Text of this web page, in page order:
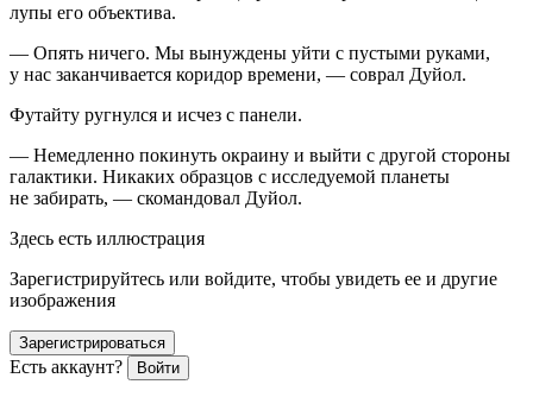
лупы его объектива.
— Опять ничего. Мы вынуждены уйти с пустыми руками,
у нас заканчивается коридор времени, — соврал Дуйол.
Футайту ругнулся и исчез с панели.
— Немедленно покинуть окраину и выйти с другой стороны
галактики. Никаких образцов с исследуемой планеты
не забирать, — скомандовал Дуйол.
Здесь есть иллюстрация
Зарегистрируйтесь или войдите, чтобы увидеть ее и другие
изображения
Зарегистрироваться
Есть аккаунт? Войти